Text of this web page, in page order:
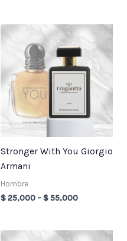
Stronger With You Giorgio
Armani
Hombre
$25,000 –$55,000
Price
$ 25,000
through
$ 55,000
Price